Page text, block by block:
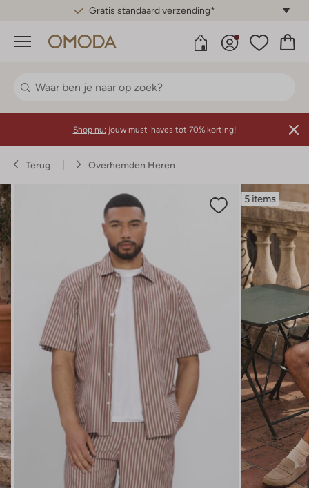
Gratis standaard verzending*
Menu
Shop nu: jouw must-haves tot 70% korting!
Terug Overhemden Heren
5 items